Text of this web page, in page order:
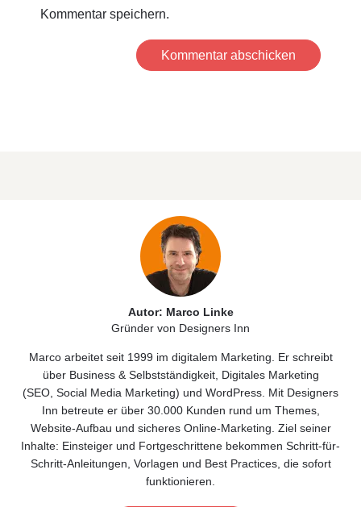
Kommentar speichern.
Kommentar abschicken
Autor: Marco Linke
Gründer von Designers Inn
Marco arbeitet seit 1999 im digitalem Marketing. Er schreibt
über Business & Selbstständigkeit, Digitales Marketing
(SEO Social Media Marketing) und WordPress . Mit Designers
Inn betreute er über 30.000 Kunden rund um Themes,
Website‑Aufbau und sicheres Online‑Marketing. Ziel seiner
Inhalte: Einsteiger und Fortgeschrittene bekommen Schritt-für-
Schritt-Anleitungen, Vorlagen und Best Practices, die sofort
funktionieren.